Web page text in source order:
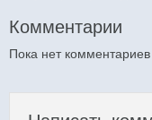
Комментарии
Пока нет комментариев